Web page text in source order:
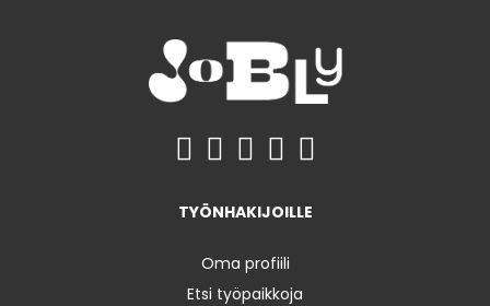
TYÖNHAKIJOILLE
Oma profiili
Etsi työpaikkoja